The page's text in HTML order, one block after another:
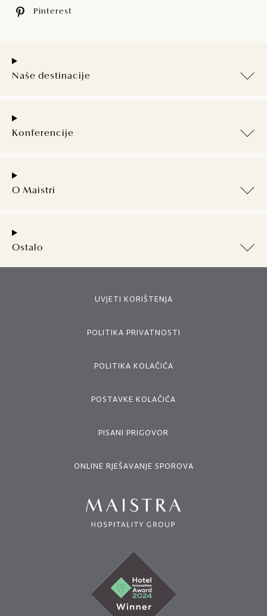
Pinterest
Naše destinacije
Konferencije
O Maistri
Ostalo
UVJETI KORIŠTENJA
POLITIKA PRIVATNOSTI
POLITIKA KOLAČIĆA
POSTAVKE KOLAČIĆA
PISANI PRIGOVOR
ONLINE RJEŠAVANJE SPOROVA